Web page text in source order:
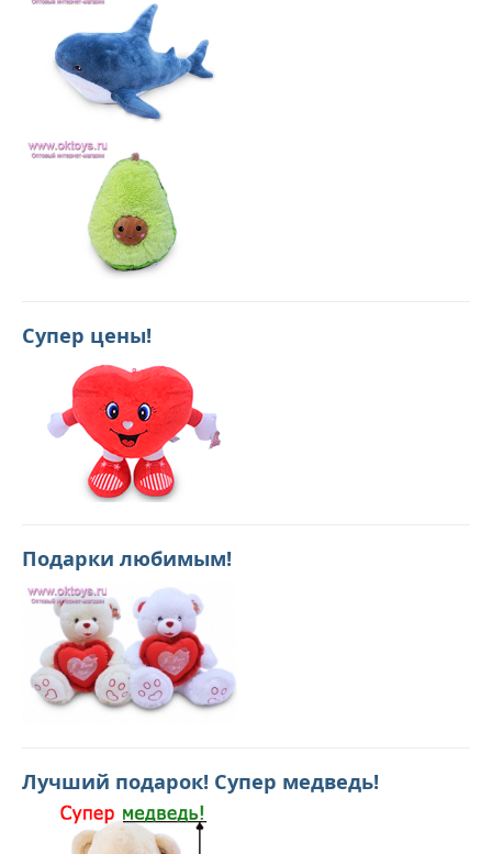
Супер цены!
Подарки любимым!
Лучший подарок! Супер медведь!